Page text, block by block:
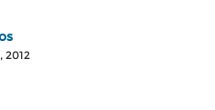
2012